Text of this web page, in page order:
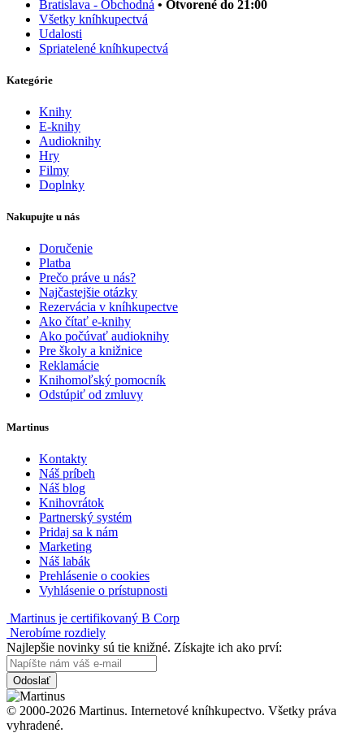
Bratislava - Obchodná • Otvorené do 21:00
Všetky kníhkupectvá
Udalosti
Spriatelené kníhkupectvá
Kategórie
Knihy
E-knihy
Audioknihy
Hry
Filmy
Doplnky
Nakupujte u nás
Doručenie
Platba
Prečo práve u nás?
Najčastejšie otázky
Rezervácia v kníhkupectve
Ako čítať e-knihy
Ako počúvať audioknihy
Pre školy a knižnice
Reklamácie
Knihomoľský pomocník
Odstúpiť od zmluvy
Martinus
Kontakty
Náš príbeh
Náš blog
Knihovrátok
Partnerský systém
Pridaj sa k nám
Marketing
Náš labák
Prehlásenie o cookies
Vyhlásenie o prístupnosti
Martinus je certifikovaný B Corp
Nerobíme rozdiely
Najlepšie novinky sú tie knižné. Získajte ich ako prví:
Odoslať
© 2000-2026 Martinus. Internetové kníhkupectvo. Všetky práva
vyhradené.